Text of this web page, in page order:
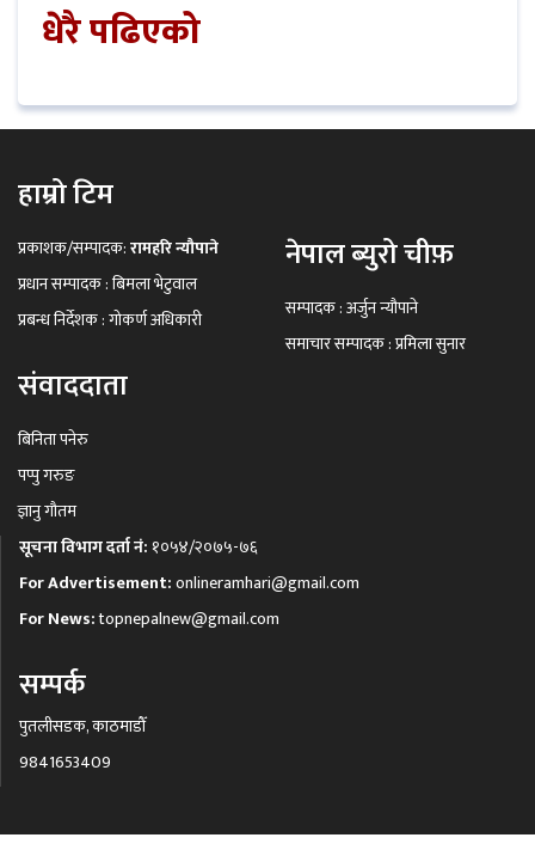
धेरै पढिएको
हाम्रो टिम
प्रकाशक/सम्पादक:रामहरि न्यौपाने
प्रधान सम्पादक : बिमला भेटुवाल
प्रबन्ध निर्देशक : गोकर्ण अधिकारी
नेपाल ब्युरो चीफ़
सम्पादक : अर्जुन न्यौपाने
समाचार सम्पादक : प्रमिला सुनार
संवाददाता
बिनिता पनेरु
पप्पु गरुङ
ज्ञानु गौतम
सूचना विभाग दर्ता नं: १०५४/२०७५-७६
For Advertisement:onlineramhari@gmail.com
For News:topnepalnew@gmail.com
सम्पर्क
पुतलीसडक, काठमाडौँ
9841653409